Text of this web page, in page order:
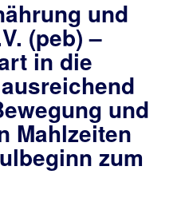
und
(peb) –
in die
und
Mahlzeiten
zum